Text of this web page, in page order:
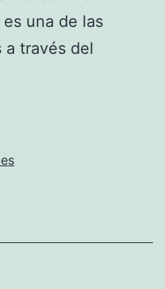
una de las
a través del